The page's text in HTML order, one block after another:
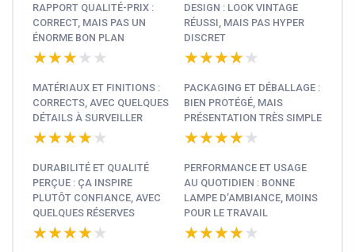
RAPPORT QUALITÉ-PRIX :
CORRECT, MAIS PAS UN
ÉNORME BON PLAN
★★★★★
★★★★★
DESIGN : LOOK VINTAGE
RÉUSSI, MAIS PAS HYPER
DISCRET
★★★★★
★★★★★
MATÉRIAUX ET FINITIONS :
CORRECTS, AVEC QUELQUES
DÉTAILS À SURVEILLER
★★★★★
★★★★★
PACKAGING ET DÉBALLAGE :
BIEN PROTÉGÉ, MAIS
PRÉSENTATION TRÈS SIMPLE
★★★★★
★★★★★
DURABILITÉ ET QUALITÉ
PERÇUE : ÇA INSPIRE
PLUTÔT CONFIANCE, AVEC
QUELQUES RÉSERVES
★★★★★
★★★★★
PERFORMANCE ET USAGE
AU QUOTIDIEN : BONNE
LAMPE D’AMBIANCE, MOINS
POUR LE TRAVAIL
★★★★★
★★★★★